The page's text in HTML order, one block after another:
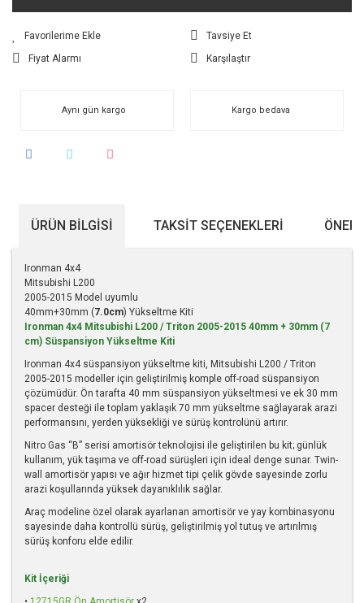
Tavsiye Et
Fiyat Alarmı
Karşılaştır
Aynı gün kargo Kargo bedava
ÜRÜN BILGISI TAKSIT SEÇENEKLERI
Ironman 4x4
Mitsubishi L200
2005-2015 Model uyumlu
40mm+30mm (7.0cm) Yükseltme Kiti
Ironman 4x4 Mitsubishi L200 / Triton 2005-2015 40mm + 30mm (7
cm) Süspansiyon Yükseltme Kiti
Ironman 4x4 süspansiyon yükseltme kiti, Mitsubishi L200 / Triton
2005-2015 modeller için geliştirilmiş komple off-road süspansiyon
çözümüdür. Ön tarafta 40 mm süspansiyon yükseltmesi ve ek 30 mm
spacer desteği ile toplam yaklaşık 70 mm yükseltme sağlayarak arazi
performansını, yerden yüksekliği ve sürüş kontrolünü artırır.
Nitro Gas “B” serisi amortisör teknolojisi ile geliştirilen bu kit; günlük
kullanım, yük taşıma ve off-road sürüşleri için ideal denge sunar. Twin-
wall amortisör yapısı ve ağır hizmet tipi çelik gövde sayesinde zorlu
arazi koşullarında yüksek dayanıklılık sağlar.
Araç modeline özel olarak ayarlanan amortisör ve yay kombinasyonu
sayesinde daha kontrollü sürüş, geliştirilmiş yol tutuş ve artırılmış
sürüş konforu elde edilir.
Kit İçeriği